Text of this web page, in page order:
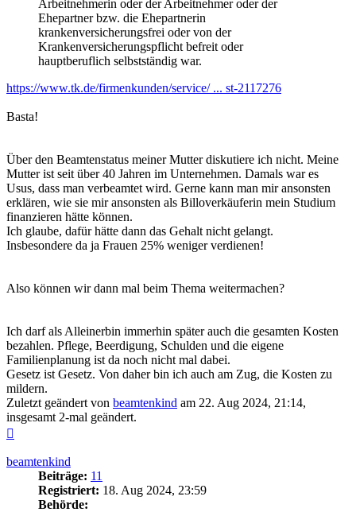
Arbeitnehmerin oder der Arbeitnehmer oder der
Ehepartner bzw. die Ehepartnerin
krankenversicherungsfrei oder von der
Krankenversicherungspflicht befreit oder
hauptberuflich selbstständig war.
https://www.tk.de/firmenkunden/service/ ... st-2117276
Basta!
Über den Beamtenstatus meiner Mutter diskutiere ich nicht. Meine
Mutter ist seit über 40 Jahren im Unternehmen. Damals war es
Usus, dass man verbeamtet wird. Gerne kann man mir ansonsten
erklären, wie sie mir ansonsten als Billoverkäuferin mein Studium
finanzieren hätte können.
Ich glaube, dafür hätte dann das Gehalt nicht gelangt.
Insbesondere da ja Frauen 25% weniger verdienen!
Also können wir dann mal beim Thema weitermachen?
Ich darf als Alleinerbin immerhin später auch die gesamten Kosten
bezahlen. Pflege, Beerdigung, Schulden und die eigene
Familienplanung ist da noch nicht mal dabei.
Gesetz ist Gesetz. Von daher bin ich auch am Zug, die Kosten zu
mildern.
Zuletzt geändert von beamtenkind am 22. Aug 2024, 21:14,
insgesamt 2-mal geändert.
beamtenkind
Beiträge: 11
Registriert: 18. Aug 2024, 23:59
Behörde: